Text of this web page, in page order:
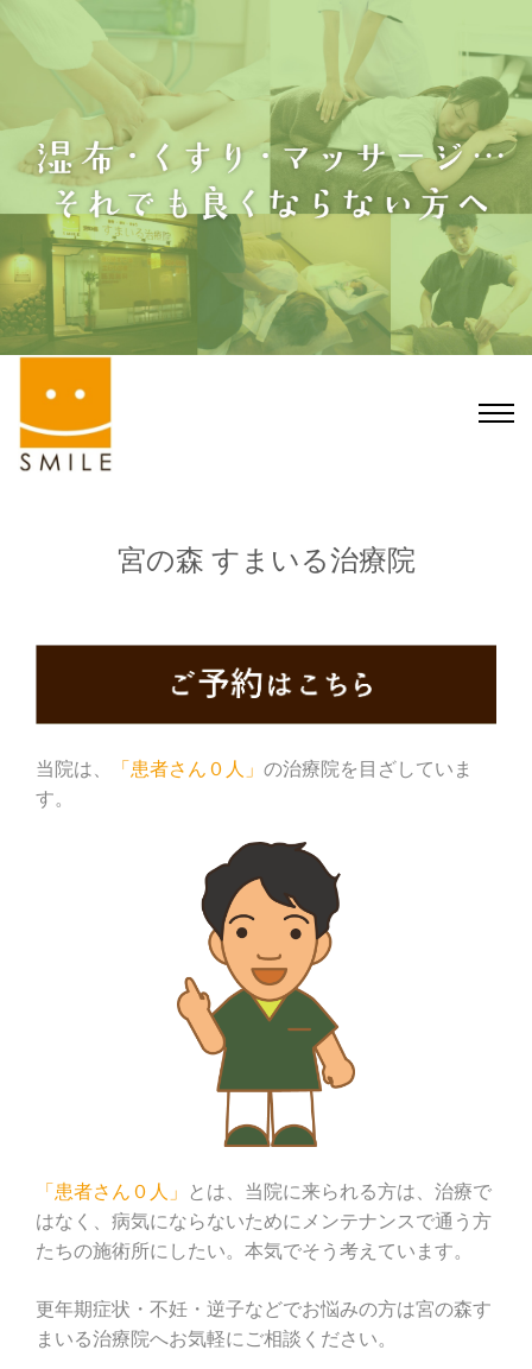
宮の森 すまいる治療院
当院は、 「患者さん０人」 の治療院を目ざしていま
す。
「患者さん０人」 とは、当院に来られる方は、治療で
はなく、病気にならないためにメンテナンスで通う方
たちの施術所にしたい。本気でそう考えています。
更年期症状・不妊・逆子などでお悩みの方は宮の森す
まいる治療院へお気軽にご相談ください。